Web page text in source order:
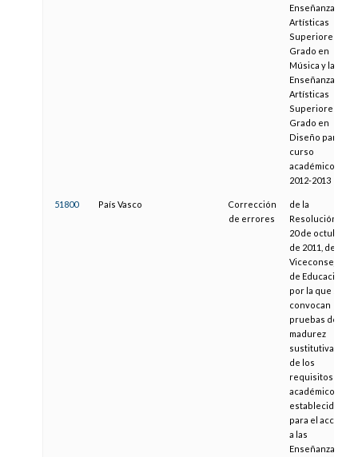
Enseñanzas
Artísticas
Superiores de
Grado en
Música y las
Enseñanzas
Artísticas
Superiores de
Grado en
Diseño para el
curso
académico
2012-2013
51800 País Vasco
Corrección
de errores
de la
Resolución de
20 de octubre
de 2011, de la
Viceconsejera
de Educación,
por la que se
convocan
pruebas de
madurez
sustitutivas
de los
requisitos
académicos
establecidos
para el acceso
a las
Enseñanzas